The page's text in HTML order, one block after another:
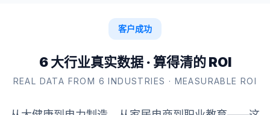
客户成功
6 大行业真实数据 ·算得清的 ROI
REAL DATA FROM 6 INDUSTRIES · MEASURABLE ROI